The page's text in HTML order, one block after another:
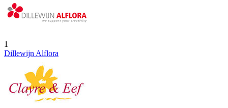
1
Dillewijn Alflora